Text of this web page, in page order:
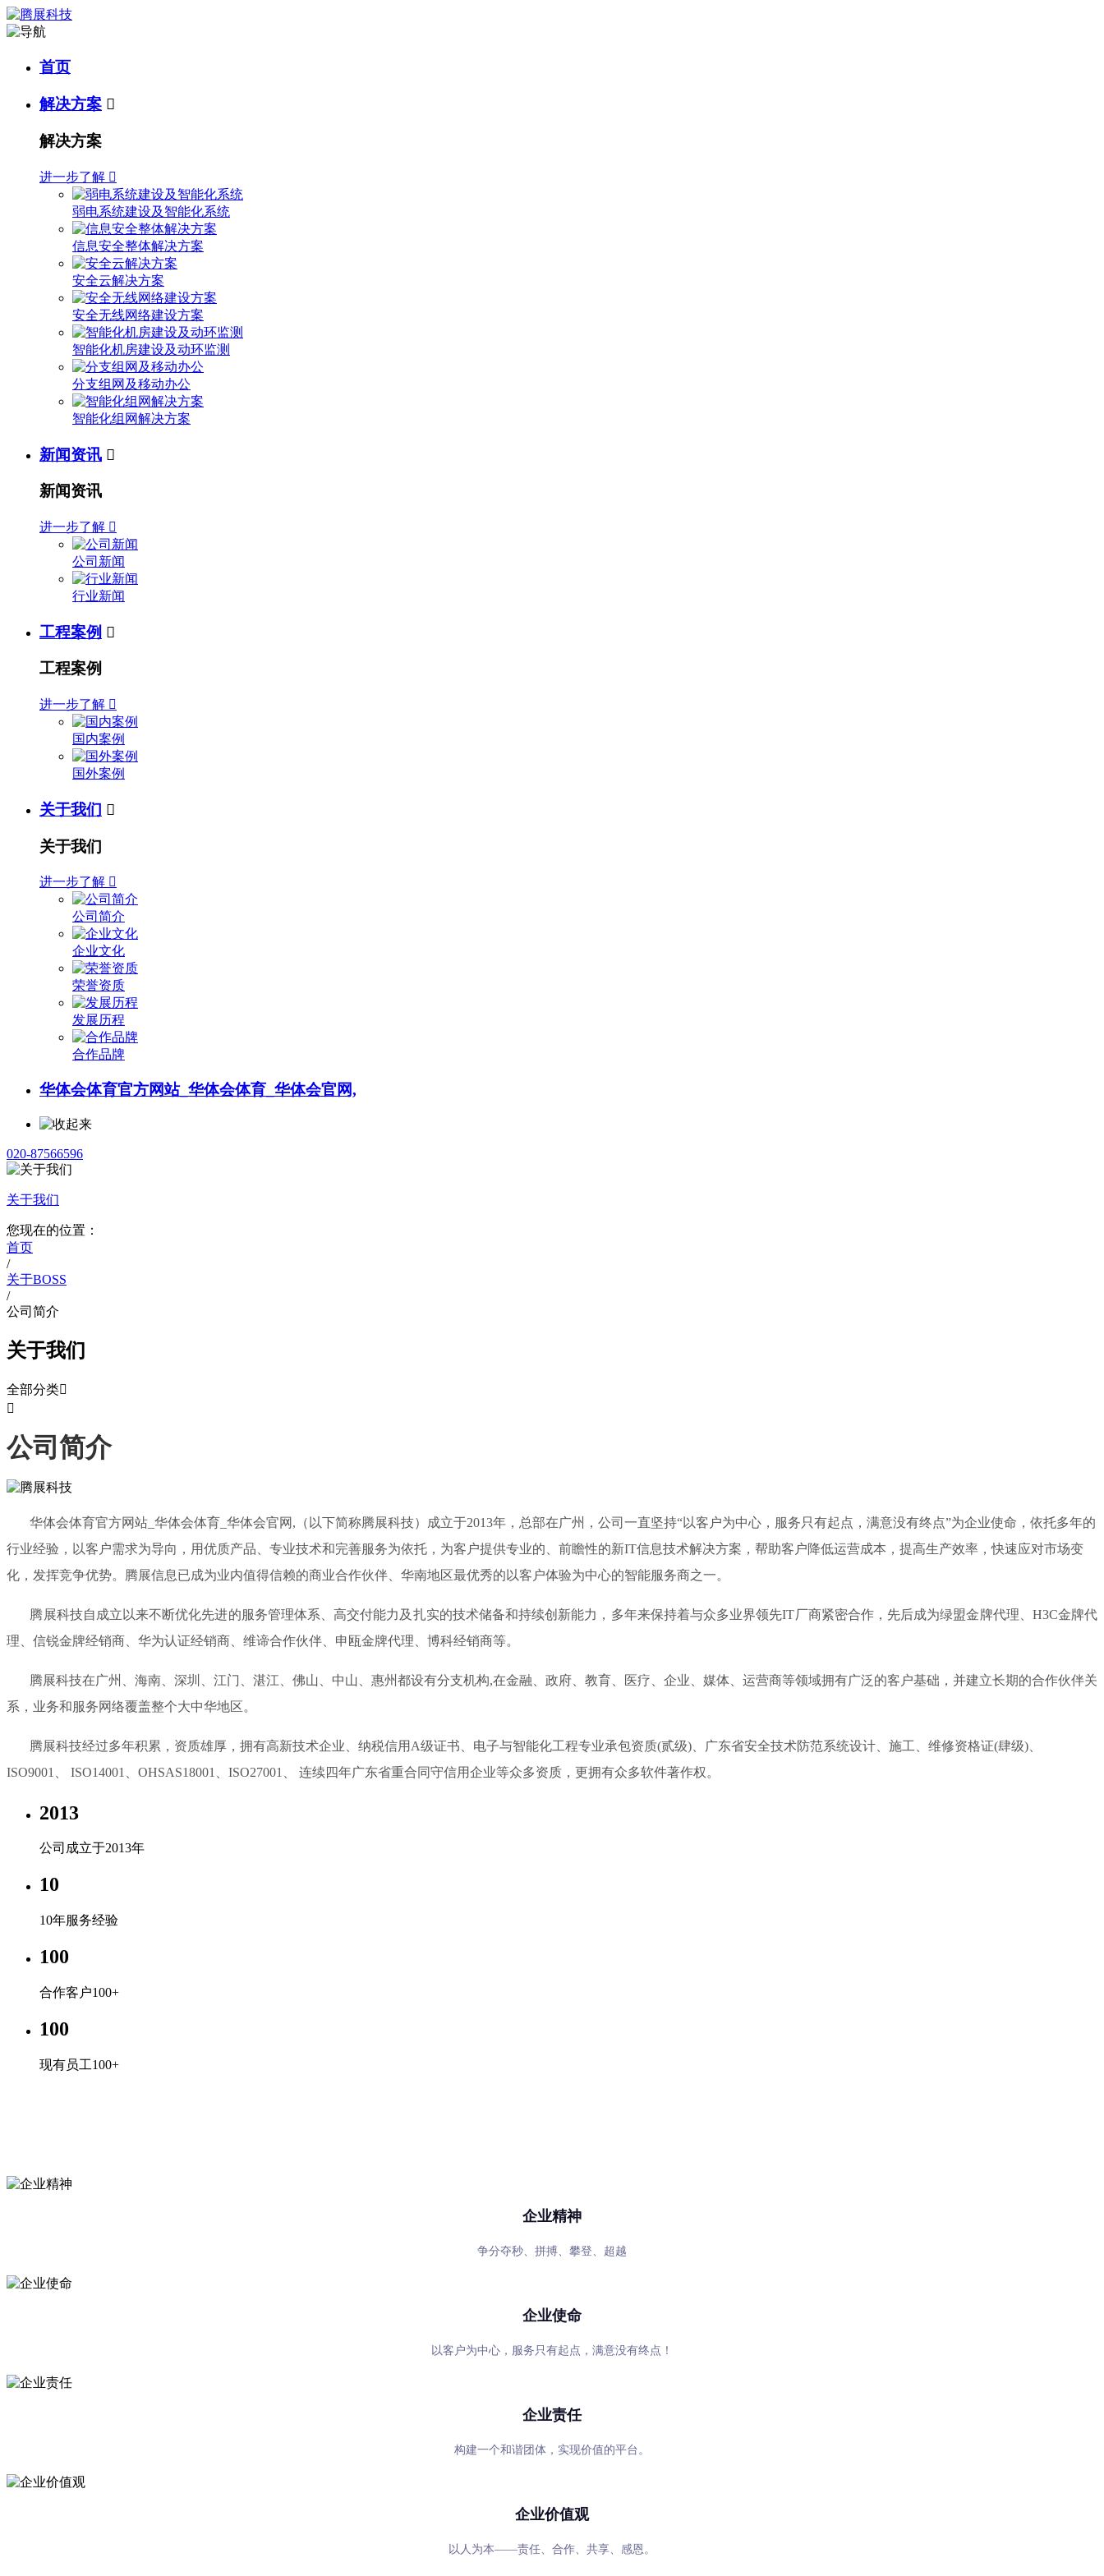
首页
解决方案 
解决方案
进一步了解 
弱电系统建设及智能化系统
信息安全整体解决方案
安全云解决方案
安全无线网络建设方案
智能化机房建设及动环监测
分支组网及移动办公
智能化组网解决方案
新闻资讯 
新闻资讯
进一步了解 
公司新闻
行业新闻
工程案例 
工程案例
进一步了解 
国内案例
国外案例
关于我们 
关于我们
进一步了解 
公司简介
企业文化
荣誉资质
发展历程
合作品牌
华体会体育官方网站_华体会体育_华体会官网,
020-87566596
关于我们
您现在的位置：
首页
/
关于BOSS
/
公司简介
关于我们
全部分类

公司简介
华体会体育官方网站_华体会体育_华体会官网,（以下简称腾展科技）成立于2013年，总部在广州，公司一直坚持“以客户为中心，服务只有起点，满意没有终点”为企业使命，依托多年的
行业经验，以客户需求为导向，用优质产品、专业技术和完善服务为依托，为客户提供专业的、前瞻性的新IT信息技术解决方案，帮助客户降低运营成本，提高生产效率，快速应对市场变
化，发挥竞争优势。腾展信息已成为业内值得信赖的商业合作伙伴、华南地区最优秀的以客户体验为中心的智能服务商之一。
腾展科技自成立以来不断优化先进的服务管理体系、高交付能力及扎实的技术储备和持续创新能力，多年来保持着与众多业界领先IT厂商紧密合作，先后成为绿盟金牌代理、H3C金牌代
理、信锐金牌经销商、华为认证经销商、维谛合作伙伴、申瓯金牌代理、博科经销商等。
腾展科技在广州、海南、深圳、江门、湛江、佛山、中山、惠州都设有分支机构,在金融、政府、教育、医疗、企业、媒体、运营商等领域拥有广泛的客户基础，并建立长期的合作伙伴关
系，业务和服务网络覆盖整个大中华地区。
腾展科技经过多年积累，资质雄厚，拥有高新技术企业、纳税信用A级证书、电子与智能化工程专业承包资质(贰级)、广东省安全技术防范系统设计、施工、维修资格证(肆级)、
ISO9001、 ISO14001、OHSAS18001、ISO27001、 连续四年广东省重合同守信用企业等众多资质，更拥有众多软件著作权。
2013
公司成立于2013年
10
10年服务经验
100
合作客户100+
100
现有员工100+
企业精神
争分夺秒、拼搏、攀登、超越
企业使命
以客户为中心，服务只有起点，满意没有终点！
企业责任
构建一个和谐团体，实现价值的平台。
企业价值观
以人为本——责任、合作、共享、感恩。